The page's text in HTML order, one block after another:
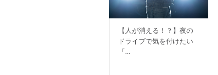
【人が消える！？】夜の
ドライブで気を付けたい
「…